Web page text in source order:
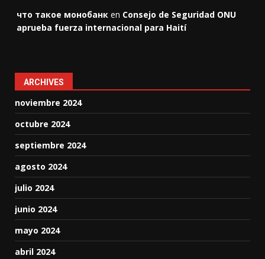
что такое монобанк en Consejo de Seguridad ONU
aprueba fuerza internacional para Haití
ARCHIVES
noviembre 2024
octubre 2024
septiembre 2024
agosto 2024
julio 2024
junio 2024
mayo 2024
abril 2024